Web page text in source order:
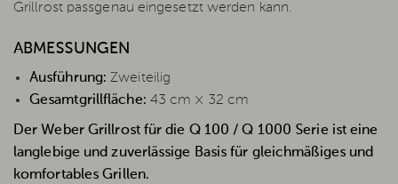
Grillrost passgenau eingesetzt werden kann.
ABMESSUNGEN
Ausführung: Zweiteilig
Gesamtgrillfläche: 43 cm × 32 cm
Der Weber Grillrost für die Q 100 / Q 1000 Serie ist eine
langlebige und zuverlässige Basis für gleichmäßiges und
komfortables Grillen.